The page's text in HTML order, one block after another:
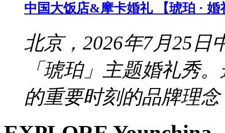
中国大饭店&摩卡婚礼 【琥珀 ·
北京，2026年7月25日
「琥珀」主题婚礼秀
的重要时刻的品牌理念